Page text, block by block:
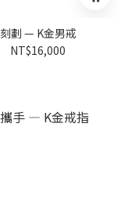
刻劃 — K金男戒
NT$16,000